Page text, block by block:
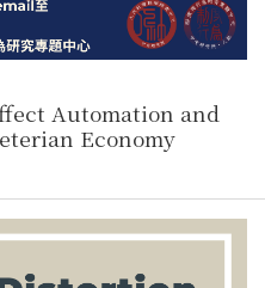
Automation and
Economy